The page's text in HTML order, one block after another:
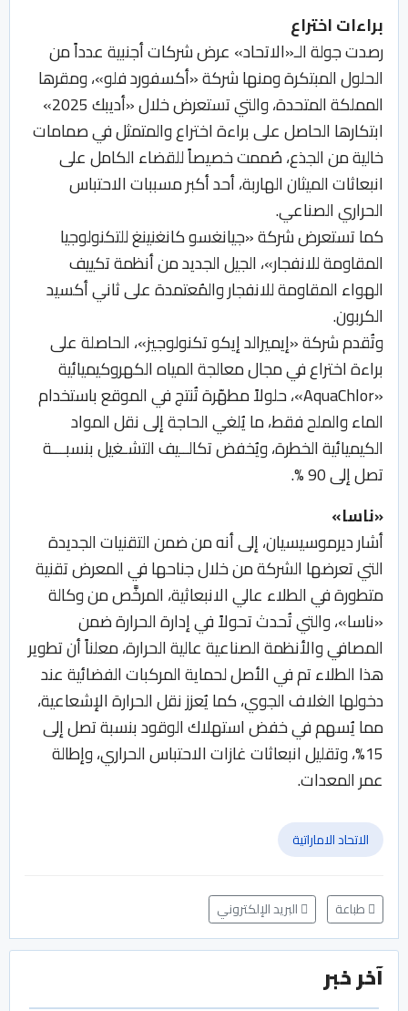
براءات اختراع
رصدت جولة الـ«الاتحاد» عرض شركات أجنبية عدداً من
الحلول المبتكرة ومنها شركة «أكسفورد فلو»، ومقرها
المملكة المتحدة، والتي تستعرض خلال «أديبك 2025»
ابتكارها الحاصل على براءة اختراع والمتمثل في صمامات
خالية من الجذع، صُممت خصيصاً للقضاء الكامل على
انبعاثات الميثان الهاربة، أحد أكبر مسببات الاحتباس
الحراري الصناعي.
كما تستعرض شركة «جيانغسو كانغنينغ للتكنولوجيا
المقاومة للانفجار»، الجيل الجديد من أنظمة تكييف
الهواء المقاومة للانفجار والمُعتمدة على ثاني أكسيد
الكربون.
وتُقدم شركة «إيميرالد إيكو تكنولوجيز»، الحاصلة على
براءة اختراع في مجال معالجة المياه الكهروكيميائية
«AquaChlor»، حلولاً مطهّرة تُنتج في الموقع باستخدام
الماء والملح فقط، ما يُلغي الحاجة إلى نقل المواد
الكيميائية الخطرة، ويُخفض تكالــيف التشـغيل بنسبـــة
تصل إلى 90 %.
«ناسا»
أشار ديرموسيسيان، إلى أنه من ضمن التقنيات الجديدة
التي تعرضها الشركة من خلال جناحها في المعرض تقنية
متطورة في الطلاء عالي الانبعاثية، المرخَّص من وكالة
«ناسا»، والتي تُحدث تحولاً في إدارة الحرارة ضمن
المصافي والأنظمة الصناعية عالية الحرارة، معلناً أن تطوير
هذا الطلاء تم في الأصل لحماية المركبات الفضائية عند
دخولها الغلاف الجوي، كما يُعزز نقل الحرارة الإشعاعية،
مما يُسهم في خفض استهلاك الوقود بنسبة تصل إلى
15%، وتقليل انبعاثات غازات الاحتباس الحراري، وإطالة
عمر المعدات.
الاتحاد الاماراتية
طباعة البريد الإلكتروني
آخر خبر